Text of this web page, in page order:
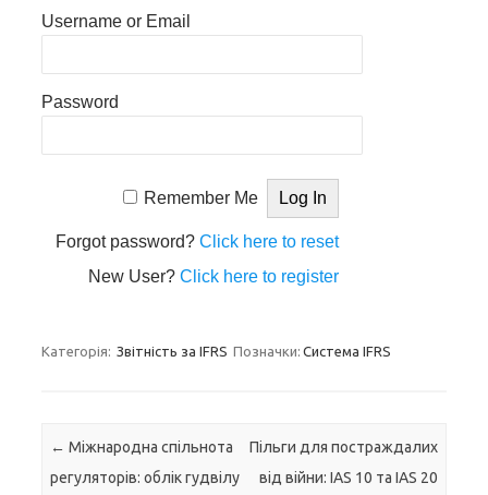
Username or Email
Password
Remember Me
Forgot password?Click here to reset
New User?Click here to register
Категорія: Звітність за IFRS Позначки: Система IFRS
Навігація по запису
← Міжнародна спільнота
регуляторів: облік гудвілу
Пільги для постраждалих
від війни: IAS 10 та IAS 20